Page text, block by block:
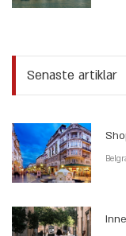
Senaste artiklar